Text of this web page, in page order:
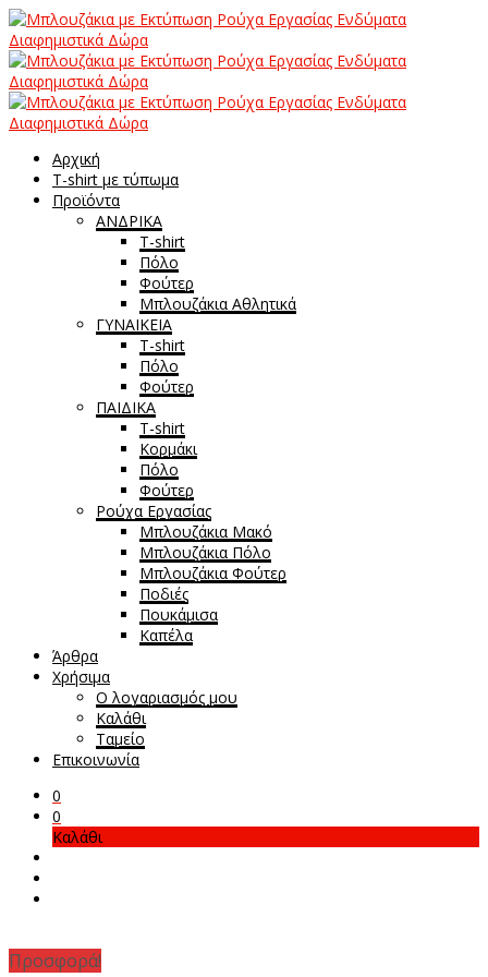
Αρχική
T-shirt με τύπωμα
Προϊόντα
ΑΝΔΡΙΚΑ
T-shirt
Πόλο
Φούτερ
Μπλουζάκια Αθλητικά
ΓΥΝΑΙΚΕΙΑ
T-shirt
Πόλο
Φούτερ
ΠΑΙΔΙΚΑ
T-shirt
Κορμάκι
Πόλο
Φούτερ
Ρούχα Εργασίας
Μπλουζάκια Μακό
Μπλουζάκια Πόλο
Μπλουζάκια Φούτερ
Ποδιές
Πουκάμισα
Καπέλα
Άρθρα
Χρήσιμα
Ο λογαριασμός μου
Καλάθι
Ταμείο
Επικοινωνία
0
0
Καλάθι
Προσφορά!